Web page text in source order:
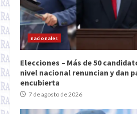
nacionales
Elecciones – Más de 50
nivel nacional renuncian y dan
encubierta
7 de agosto de 2026